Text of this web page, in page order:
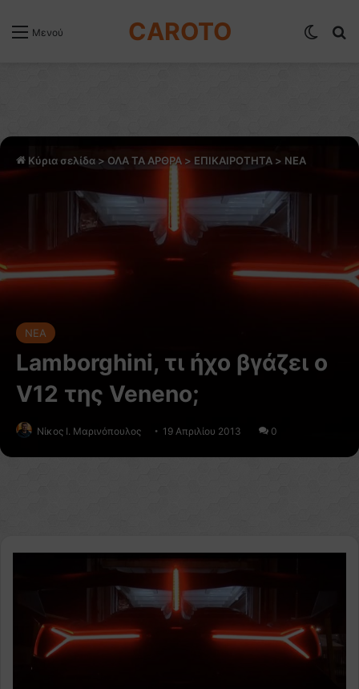
Μενού CAROTO
Κύρια σελίδα > ΟΛΑ ΤΑ ΑΡΘΡΑ > ΕΠΙΚΑΙΡΟΤΗΤΑ > NEA
NEA
Lamborghini, τι ήχο βγάζει ο
V12 της Veneno;
Nίκος Ι. Mαρινόπουλος 19 Απριλίου 2013 0